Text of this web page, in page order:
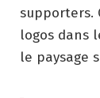
supporters.
logos dans
le paysage